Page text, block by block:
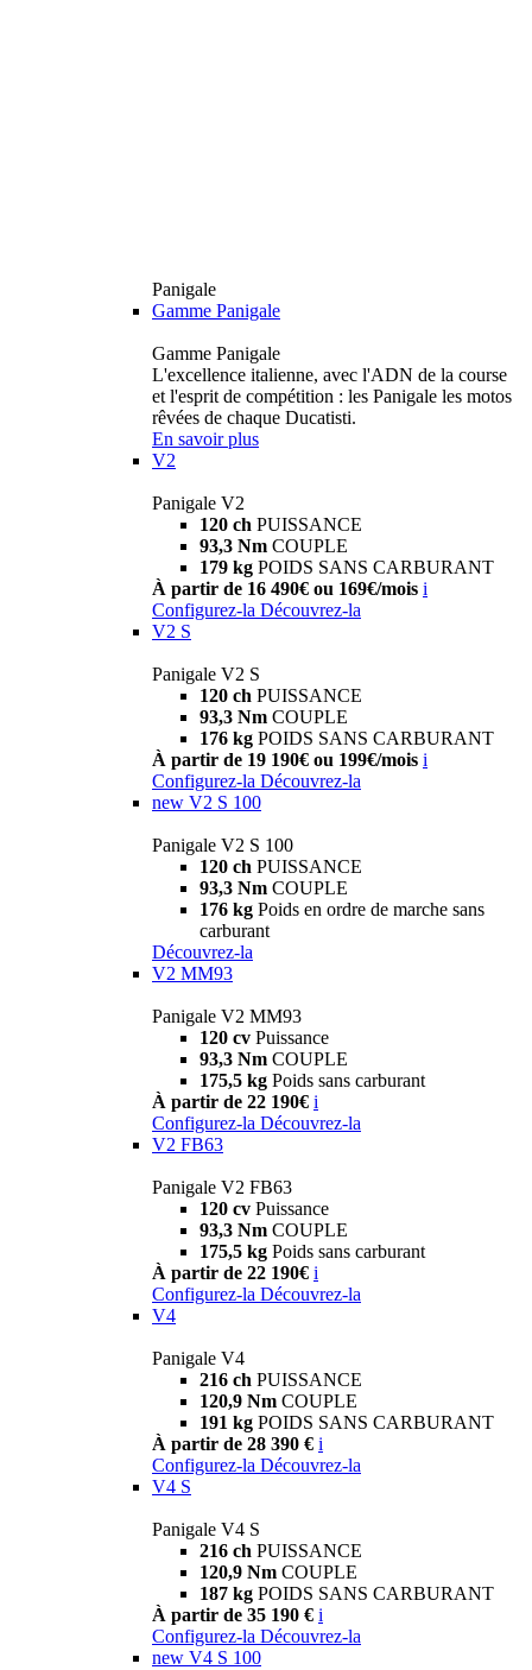
Panigale
Gamme Panigale
Gamme Panigale
L'excellence italienne, avec l'ADN de la course
et l'esprit de compétition : les Panigale les motos
rêvées de chaque Ducatisti.
En savoir plus
V2
Panigale V2
120 ch PUISSANCE
93,3 Nm COUPLE
179 kg POIDS SANS CARBURANT
À partir de 16 490€ ou 169€/mois i
Configurez-la Découvrez-la
V2 S
Panigale V2 S
120 ch PUISSANCE
93,3 Nm COUPLE
176 kg POIDS SANS CARBURANT
À partir de 19 190€ ou 199€/mois i
Configurez-la Découvrez-la
new V2 S 100
Panigale V2 S 100
120 ch PUISSANCE
93,3 Nm COUPLE
176 kg Poids en ordre de marche sans
carburant
Découvrez-la
V2 MM93
Panigale V2 MM93
120 cv Puissance
93,3 Nm COUPLE
175,5 kg Poids sans carburant
À partir de 22 190€ i
Configurez-la Découvrez-la
V2 FB63
Panigale V2 FB63
120 cv Puissance
93,3 Nm COUPLE
175,5 kg Poids sans carburant
À partir de 22 190€ i
Configurez-la Découvrez-la
V4
Panigale V4
216 ch PUISSANCE
120,9 Nm COUPLE
191 kg POIDS SANS CARBURANT
À partir de 28 390 € i
Configurez-la Découvrez-la
V4 S
Panigale V4 S
216 ch PUISSANCE
120,9 Nm COUPLE
187 kg POIDS SANS CARBURANT
À partir de 35 190 € i
Configurez-la Découvrez-la
new V4 S 100